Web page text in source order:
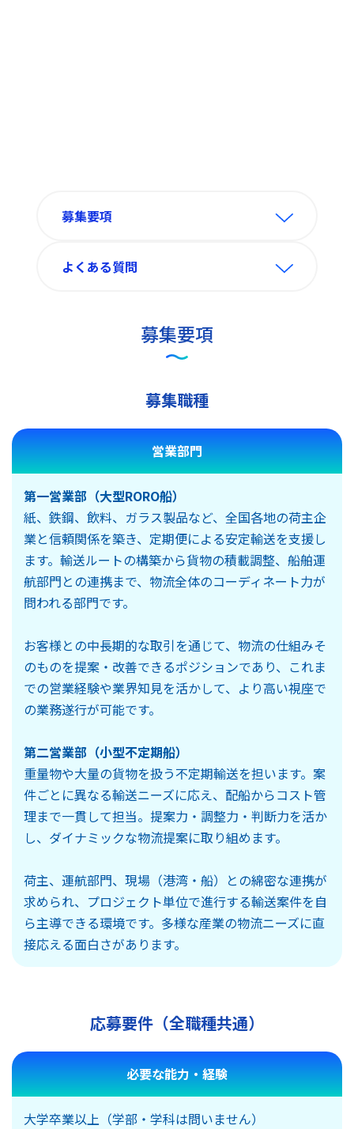
募集要項
よくある質問
募集要項
募集職種
営業部門
第一営業部（大型RORO船）
紙、鉄鋼、飲料、ガラス製品など、全国各地の荷主企
業と信頼関係を築き、定期便による安定輸送を支援し
ます。輸送ルートの構築から貨物の積載調整、船舶運
航部門との連携まで、物流全体のコーディネート力が
問われる部門です。
お客様との中長期的な取引を通じて、物流の仕組みそ
のものを提案・改善できるポジションであり、これま
での営業経験や業界知見を活かして、より高い視座で
の業務遂行が可能です。
第二営業部（小型不定期船）
重量物や大量の貨物を扱う不定期輸送を担います。案
件ごとに異なる輸送ニーズに応え、配船からコスト管
理まで一貫して担当。提案力・調整力・判断力を活か
し、ダイナミックな物流提案に取り組めます。
荷主、運航部門、現場（港湾・船）との綿密な連携が
求められ、プロジェクト単位で進行する輸送案件を自
ら主導できる環境です。多様な産業の物流ニーズに直
接応える面白さがあります。
応募要件（全職種共通）
必要な能力・経験
大学卒業以上（学部・学科は問いません）